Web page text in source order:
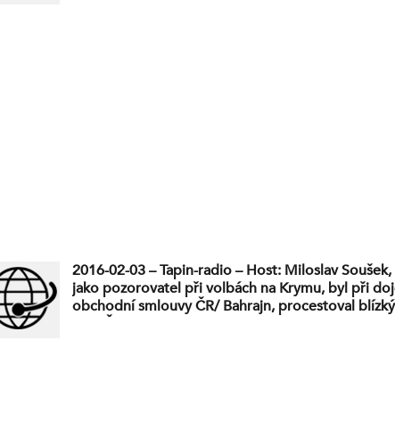
2016-02-03 – Tapin-radio – Host: Miloslav
jako pozorovatel při volbách na Krymu, byl při
obchodní smlouvy ČR/ Bahrajn, procestoval